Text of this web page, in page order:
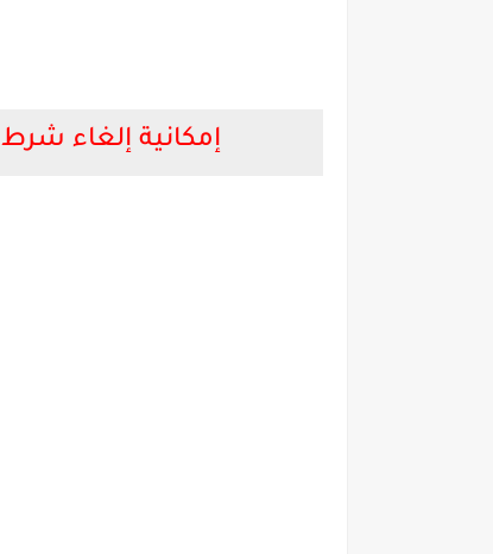
إمكانية إلغاء شرط